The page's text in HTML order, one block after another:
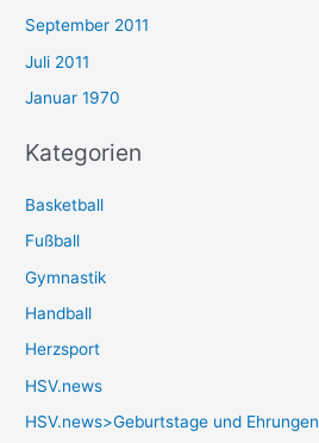
September 2011
Juli 2011
Januar 1970
Kategorien
Basketball
Fußball
Gymnastik
Handball
Herzsport
HSV.news
HSV.news>Geburtstage und Ehrungen